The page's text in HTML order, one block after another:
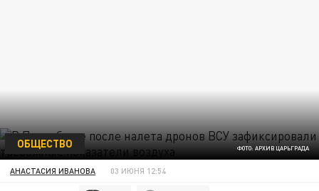
ФОТО: АРХИВ ЦАРЬГРАДА
ОБЩЕСТВО
АНАСТАСИЯ ИВАНОВА 03 ИЮНЯ 12:54